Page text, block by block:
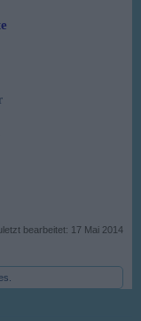
bearbeitet: 17 Mai 2014